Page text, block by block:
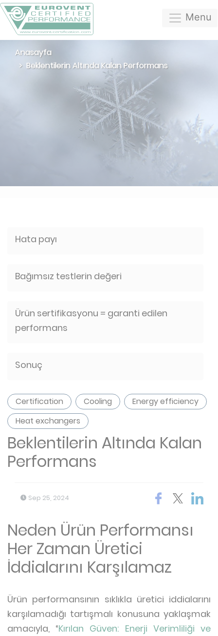
Menu
Anasayfa
Beklentilerin Altında Kalan Performans
Hata payı
Bağımsız testlerin değeri
Ürün sertifikasyonu = garanti edilen
performans
Sonuç
Certification Cooling
Energy efficiency
Heat exchangers
Beklentilerin Altında Kalan
Performans
Sep 25, 2024
Neden Ürün Performansı
Her Zaman Üretici
İddialarını Karşılamaz
Ürün performansının sıklıkla üretici iddialarını
karşılamadığı tartışmalı konusuna yaklaşmak
amacıyla, “Kırılan Güven: Enerji Verimliliği ve